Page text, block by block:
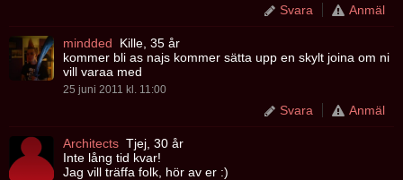
Svara Anmäl
mindded
Kille, 35 år
kommer bli as najs kommer sätta upp en skylt joina om ni
vill varaa med
25 juni 2011 kl. 11:00
Svara Anmäl
Architects Tjej, 30 år
Inte lång tid kvar!
Jag vill träffa folk, hör av er :)